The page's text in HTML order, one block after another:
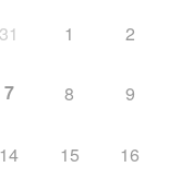
31 1 2
7 8 9
14 15 16